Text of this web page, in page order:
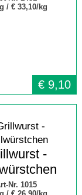
g /€ 33,10/kg
€ 9,10
-
Nr. 1015